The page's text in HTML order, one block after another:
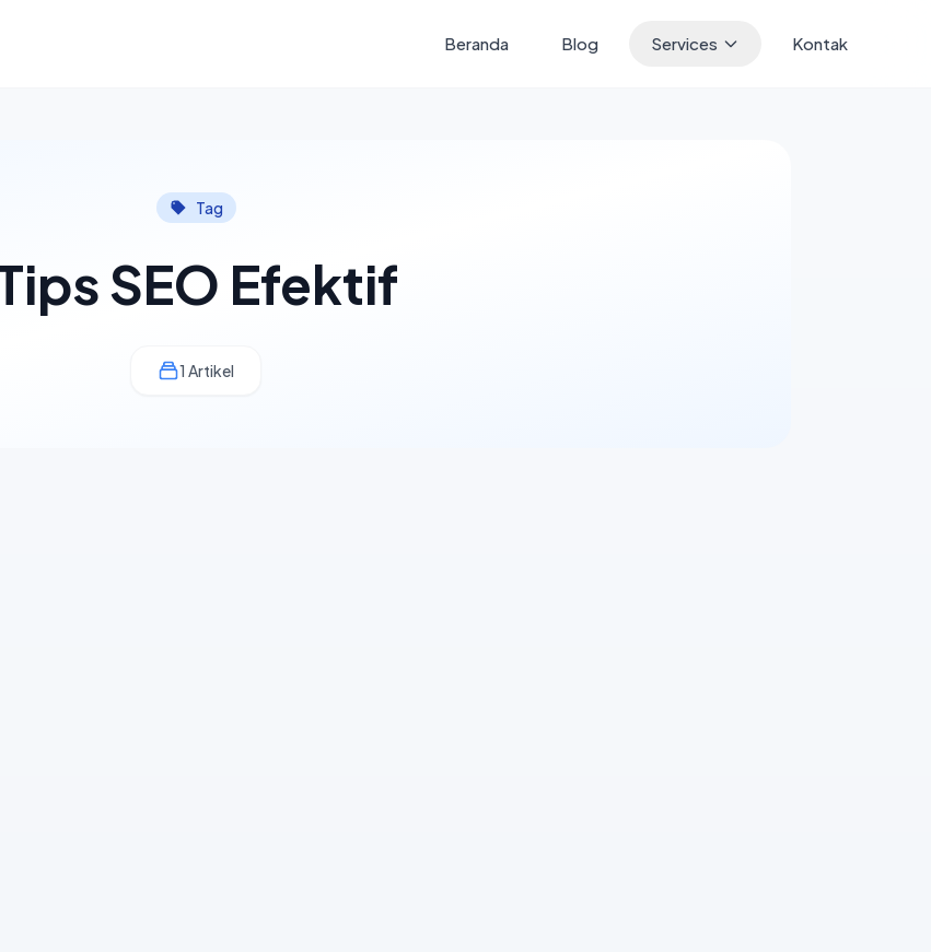
Beranda Blog Services Kontak
Tag
SEO Efektif
1 Artikel